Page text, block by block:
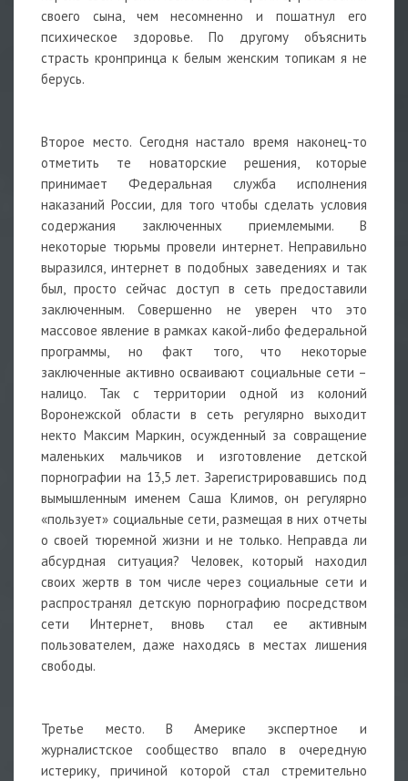
своего сына, чем несомненно и пошатнул его
психическое здоровье. По другому объяснить
страсть кронпринца к белым женским топикам я не
берусь.
Второе место. Сегодня настало время наконец-то
отметить те новаторские решения, которые
принимает Федеральная служба исполнения
наказаний России, для того чтобы сделать условия
содержания заключенных приемлемыми. В
некоторые тюрьмы провели интернет. Неправильно
выразился, интернет в подобных заведениях и так
был, просто сейчас доступ в сеть предоставили
заключенным. Совершенно не уверен что это
массовое явление в рамках какой-либо федеральной
программы, но факт того, что некоторые
заключенные активно осваивают социальные сети –
налицо. Так с территории одной из колоний
Воронежской области в сеть регулярно выходит
некто Максим Маркин, осужденный за совращение
маленьких мальчиков и изготовление детской
порнографии на 13,5 лет. Зарегистрировавшись под
вымышленным именем Саша Климов, он регулярно
«пользует» социальные сети, размещая в них отчеты
о своей тюремной жизни и не только. Неправда ли
абсурдная ситуация? Человек, который находил
своих жертв в том числе через социальные сети и
распространял детскую порнографию посредством
сети Интернет, вновь стал ее активным
пользователем, даже находясь в местах лишения
свободы.
Третье место. В Америке экспертное и
журналистское сообщество впало в очередную
истерику, причиной которой стал стремительно